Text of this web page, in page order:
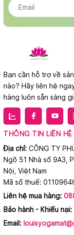
Bạn cần hỗ trợ về
nào? Hãy liên hệ
hàng luôn sẵn sàng
THÔNG TIN LIÊN HỆ
Địa chỉ: CÔNG TY
Ngõ 51 Nhà số 9A3,
Nội, Việt Nam
Mã số thuế:
Liên hệ mua hàng:
Bảo hành - Khiếu nại:
Email: